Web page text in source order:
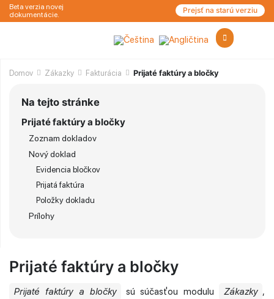
Beta verzia novej
dokumentácie.
Prejsť na starú verziu
Prijaté faktúry a bločky
Prijaté faktúry a bločky sú súčasťou modulu Zákazky ,
Domov Zákazky Fakturácia Prijaté faktúry a bločky
Na tejto stránke
Prijaté faktúry a bločky
Zoznam dokladov
Nový doklad
Evidencia bločkov
Prijatá faktúra
Položky dokladu
Prílohy